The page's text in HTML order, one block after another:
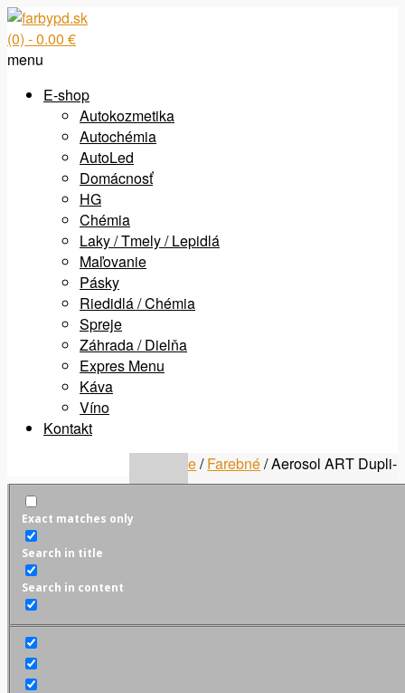
(0) - 0.00 €
menu
E-shop
Autokozmetika
Autochémia
AutoLed
Domácnosť
HG
Chémia
Laky / Tmely / Lepidlá
Maľovanie
Pásky
Riedidlá / Chémia
Spreje
Záhrada / Dielňa
Expres Menu
Káva
Víno
Kontakt
Spreje/Farebné/ Aerosol ART Dupli-
color
Aerosol ART Dupli-
color
Exact matches only
Search in title
Search in content
Autokozmetika
AutoLed